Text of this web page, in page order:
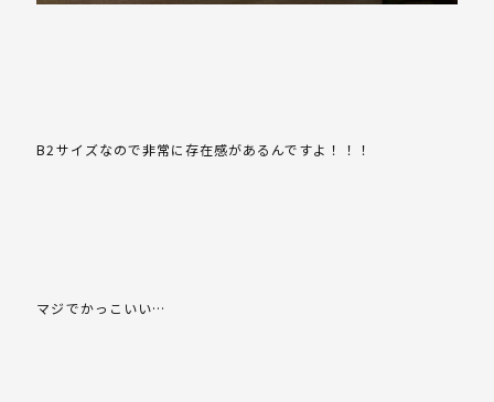
B2サイズなので非常に存在感があるんですよ！！！
マジでかっこいい…